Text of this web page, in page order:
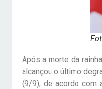
Após a morte da
alcançou o último
(9/9), de acordo com